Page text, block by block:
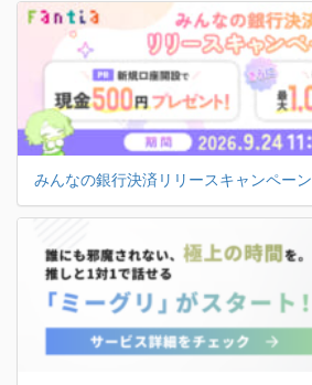
みんなの銀行決済リリースキャンペーン